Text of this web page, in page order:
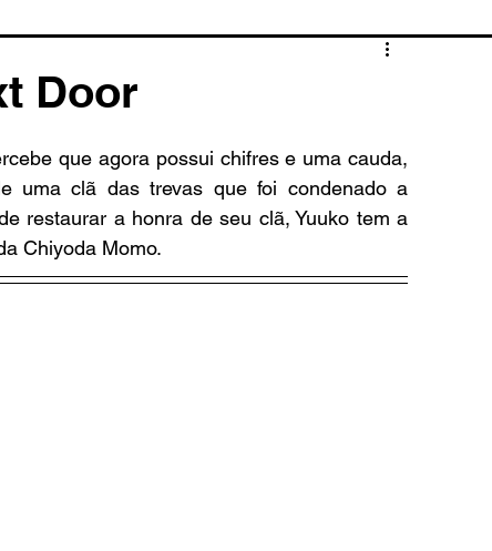
Door
que agora possui chifres e uma cauda,
uma clã das trevas que foi condenado a
restaurar a honra de seu clã, Yuuko tem a
Chiyoda Momo.